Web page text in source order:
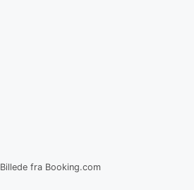
Billede fra Booking.com